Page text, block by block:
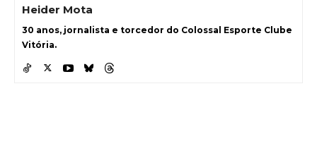
Heider Mota
30 anos, jornalista e torcedor do Colossal Esporte Clube
Vitória.